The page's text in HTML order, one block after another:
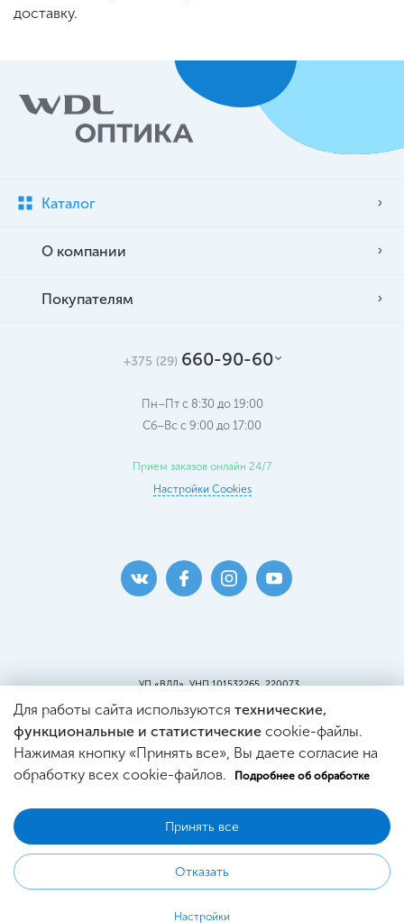
доставку.
Каталог
О компании
Покупателям
+375 (29) 660-90-60
Пн–Пт с 8:30 до 19:00
Сб–Вс c 9:00 до 17:00
Прием заказов онлайн 24/7
Настройки Cookies
УП «ВДЛ», УНП 101532265, 220073
Пункт самовывоза:
г. Минск, ул. Кальварийская, 25, пом. 220
Минским Горисполкомом.
Регистрация в Торговом реестре
№444353 от 21.03.2019г.
Для работы сайта используются технические,
функциональные и статистические cookie-файлы.
Нажимая кнопку «Принять все», Вы даете согласие на
обработку всех cookie-файлов.
Подробнее об обработке
Принять все
Отказать
Настройки